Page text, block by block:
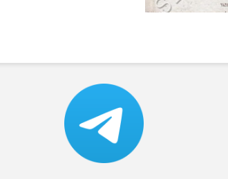
‘Hayvan’ Neydi?
Alexandre Kojève ve
Evrensel